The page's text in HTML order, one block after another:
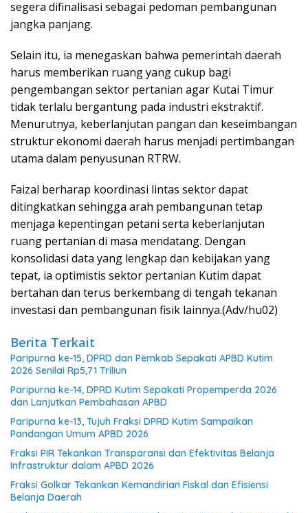
segera difinalisasi sebagai pedoman pembangunan
jangka panjang.
Selain itu, ia menegaskan bahwa pemerintah daerah
harus memberikan ruang yang cukup bagi
pengembangan sektor pertanian agar Kutai Timur
tidak terlalu bergantung pada industri ekstraktif.
Menurutnya, keberlanjutan pangan dan keseimbangan
struktur ekonomi daerah harus menjadi pertimbangan
utama dalam penyusunan RTRW.
Faizal berharap koordinasi lintas sektor dapat
ditingkatkan sehingga arah pembangunan tetap
menjaga kepentingan petani serta keberlanjutan
ruang pertanian di masa mendatang. Dengan
konsolidasi data yang lengkap dan kebijakan yang
tepat, ia optimistis sektor pertanian Kutim dapat
bertahan dan terus berkembang di tengah tekanan
investasi dan pembangunan fisik lainnya.(Adv/hu02)
Berita Terkait
Paripurna ke-15, DPRD dan Pemkab Sepakati APBD Kutim
2026 Senilai Rp5,71 Triliun
Paripurna ke-14, DPRD Kutim Sepakati Propemperda 2026
dan Lanjutkan Pembahasan APBD
Paripurna ke-13, Tujuh Fraksi DPRD Kutim Sampaikan
Pandangan Umum APBD 2026
Fraksi PIR Tekankan Transparansi dan Efektivitas Belanja
Infrastruktur dalam APBD 2026
Fraksi Golkar Tekankan Kemandirian Fiskal dan Efisiensi
Belanja Daerah